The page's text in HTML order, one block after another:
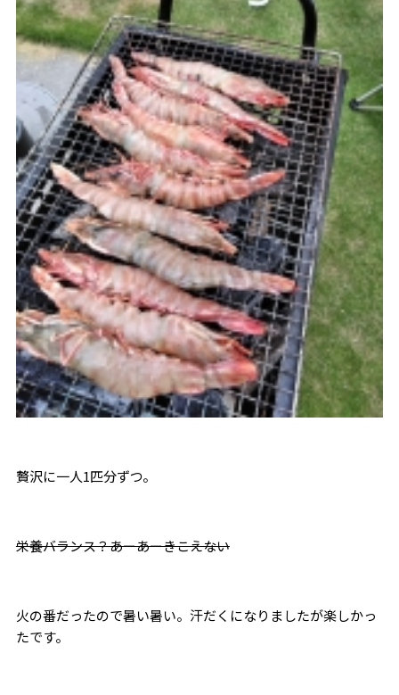
贅沢に一人1匹分ずつ。
栄養バランス？あーあーきこえない
火の番だったので暑い暑い。汗だくになりましたが楽しかっ
たです。